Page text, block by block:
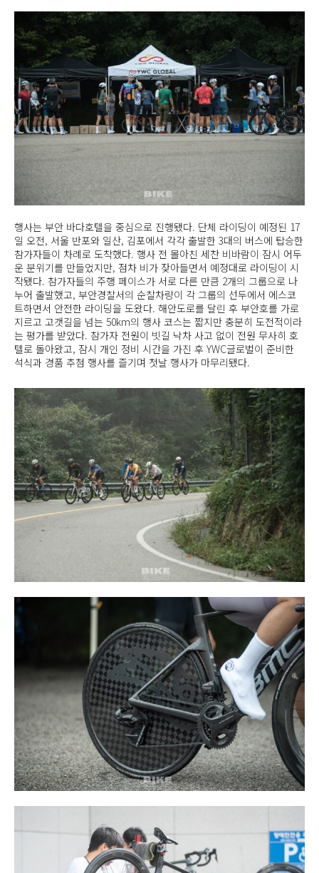
행사는 부안 바다호텔을 중심으로 진행됐다. 단체 라이딩이 예정된 17
일 오전, 서울 반포와 일산, 김포에서 각각 출발한 3대의 버스에 탑승한
참가자들이 차례로 도착했다. 행사 전 몰아친 세찬 비바람이 잠시 어두
운 분위기를 만들었지만, 점차 비가 잦아들면서 예정대로 라이딩이 시
작됐다. 참가자들의 주행 페이스가 서로 다른 만큼 2개의 그룹으로 나
누어 출발했고, 부안경찰서의 순찰차량이 각 그룹의 선두에서 에스코
트하면서 안전한 라이딩을 도왔다. 해안도로를 달린 후 부안호를 가로
지르고 고갯길을 넘는 50km의 행사 코스는 짧지만 충분히 도전적이라
는 평가를 받았다. 참가자 전원이 빗길 낙차 사고 없이 전원 무사히 호
텔로 돌아왔고, 잠시 개인 정비 시간을 가진 후 YWC글로벌이 준비한
석식과 경품 추첨 행사를 즐기며 첫날 행사가 마무리됐다.